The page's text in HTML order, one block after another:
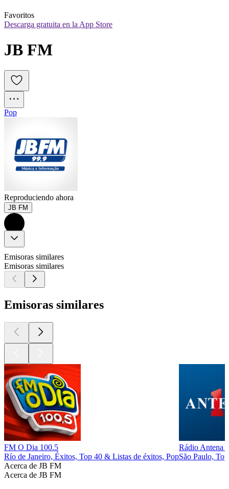
Favoritos
Descarga gratuita en la App Store
JB FM
Pop
Reproduciendo ahora
JB FM
Emisoras similares
Emisoras similares
Emisoras similares
FM O Dia 100.5
Río de Janeiro, Éxitos, Top 40 & Listas de éxitos, Pop
Rádio Antena
São Paulo,
Acerca de JB FM
Acerca de JB FM